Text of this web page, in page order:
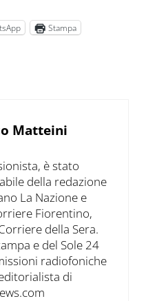
Stampa
Matteini
è stato
della redazione
La Nazione e
Fiorentino,
della Sera.
e del Sole 24
radiofoniche
di